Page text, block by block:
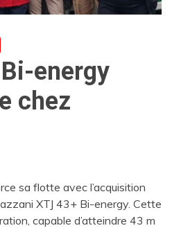
energy
chez
sa flotte avec l’acquisition
XTJ 43+ Bi-energy. Cette
capable d’atteindre 43 m